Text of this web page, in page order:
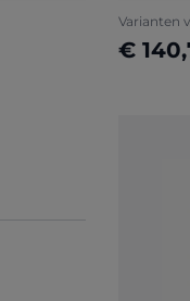
Varianten
€ Nu